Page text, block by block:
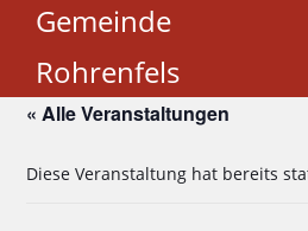
Gemeinde
Rohrenfels
« Alle Veranstaltungen
Diese Veranstaltung hat bereits